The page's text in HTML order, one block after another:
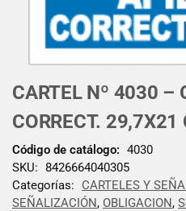
CARTEL Nº 4030 –
CORRECT. 29,7X21
Código de catálogo: 4030
SKU: 8426664040305
Categorías:
CARTELES Y
SEÑALIZACIÓN, OBLIGACION,